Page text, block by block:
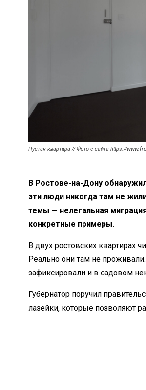
Пустая квартира // Фото с сайта https://
В Ростове-на-Дону
эти люди никогда там не
темы — нелегальная
конкретные примеры.
В двух ростовских квартирах
Реально они там не
зафиксировали и в садовом
Губернатор поручил
лазейки, которые позволяют